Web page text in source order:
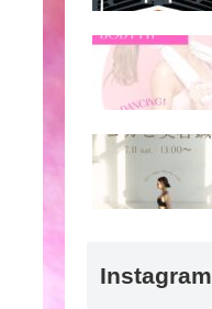
Instagram